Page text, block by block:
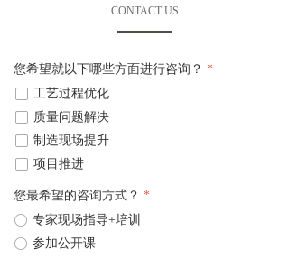
CONTACT US
您希望就以下哪些方面进行咨询？ *
工艺过程优化
质量问题解决
制造现场提升
项目推进
您最希望的咨询方式？ *
ꀐ 专家现场指导+培训
ꀐ 参加公开课